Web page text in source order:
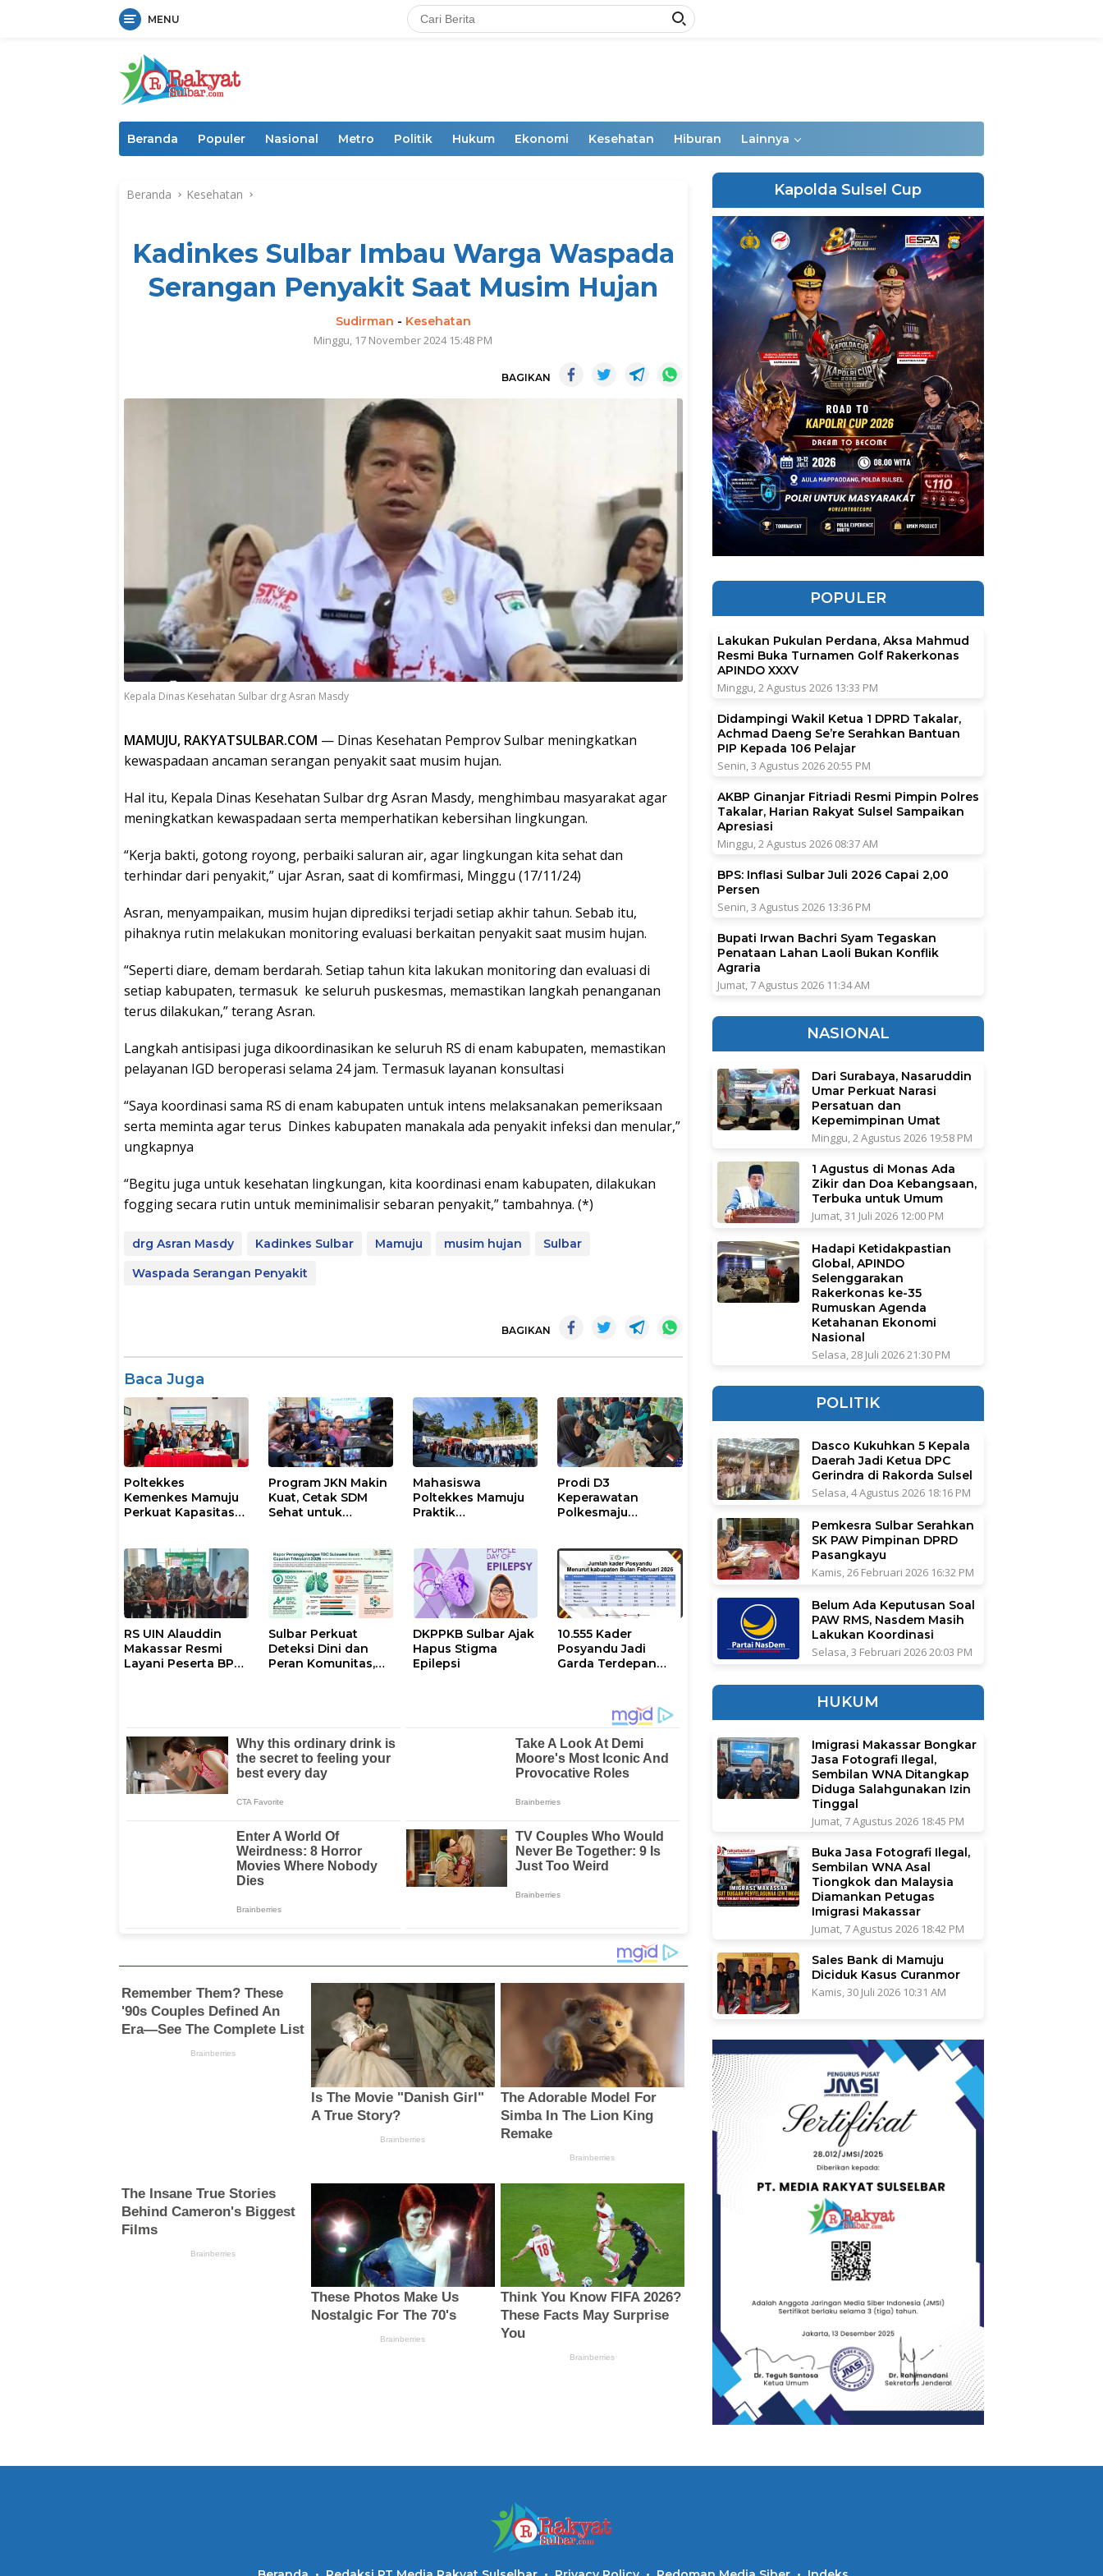
MENU
Beranda Populer Nasional Metro Politik Hukum Ekonomi Kesehatan Hiburan Lainnya
Beranda Kesehatan
Kadinkes Sulbar Imbau Warga Waspada
Serangan Penyakit Saat Musim Hujan
Sudirman - Kesehatan
Minggu, 17 November 2024 15:48 PM
BAGIKAN
Kepala Dinas Kesehatan Sulbar drg Asran Masdy
MAMUJU, RAKYATSULBAR.COM — Dinas Kesehatan Pemprov Sulbar meningkatkan
kewaspadaan ancaman serangan penyakit saat musim hujan.
Hal itu, Kepala Dinas Kesehatan Sulbar drg Asran Masdy, menghimbau masyarakat agar
meningkatkan kewaspadaan serta memperhatikan kebersihan lingkungan.
“Kerja bakti, gotong royong, perbaiki saluran air, agar lingkungan kita sehat dan
terhindar dari penyakit,” ujar Asran, saat di komfirmasi, Minggu (17/11/24)
Asran, menyampaikan, musim hujan diprediksi terjadi setiap akhir tahun. Sebab itu,
pihaknya rutin melakukan monitoring evaluasi berkaitan penyakit saat musim hujan.
“Seperti diare, demam berdarah. Setiap tahun kita lakukan monitoring dan evaluasi di
setiap kabupaten, termasuk ke seluruh puskesmas, memastikan langkah penanganan
terus dilakukan,” terang Asran.
Langkah antisipasi juga dikoordinasikan ke seluruh RS di enam kabupaten, memastikan
pelayanan IGD beroperasi selama 24 jam. Termasuk layanan konsultasi
“Saya koordinasi sama RS di enam kabupaten untuk intens melaksanakan pemeriksaan
serta meminta agar terus Dinkes kabupaten manakala ada penyakit infeksi dan menular,”
ungkapnya
“Begitu juga untuk kesehatan lingkungan, kita koordinasi enam kabupaten, dilakukan
fogging secara rutin untuk meminimalisir sebaran penyakit,” tambahnya. (*)
drg Asran Masdy Kadinkes Sulbar Mamuju musim hujan
Sulbar
Waspada Serangan Penyakit
BAGIKAN
Baca Juga
Poltekkes
Kemenkes Mamuju
Perkuat Kapasitas
Eliminasi TBC
Program JKN Makin
Kuat, Cetak SDM
Sehat untuk
Mahasiswa
Poltekkes Mamuju
Praktik
Bencana
Prodi D3
Keperawatan
Polkesmaju
Kesehatan dan
Promosi Kampus di
CFD Arteri Mamuju
RS UIN Alauddin
Makassar Resmi
Layani Peserta BPJS
Sulbar Perkuat
Deteksi Dini dan
Peran Komunitas,
DKPPKB Sulbar Ajak
Hapus Stigma
Epilepsi
10.555 Kader
Posyandu Jadi
Garda Terdepan
Kapolda Sulsel Cup
POPULER
Lakukan Pukulan Perdana, Aksa Mahmud
Resmi Buka Turnamen Golf Rakerkonas
APINDO XXXV
Minggu, 2 Agustus 2026 13:33 PM
Didampingi Wakil Ketua 1 DPRD Takalar,
Achmad Daeng Se’re Serahkan Bantuan
PIP Kepada 106 Pelajar
Senin, 3 Agustus 2026 20:55 PM
AKBP Ginanjar Fitriadi Resmi Pimpin Polres
Takalar, Harian Rakyat Sulsel Sampaikan
Apresiasi
Minggu, 2 Agustus 2026 08:37 AM
BPS: Inflasi Sulbar Juli 2026 Capai 2,00
Persen
Senin, 3 Agustus 2026 13:36 PM
Bupati Irwan Bachri Syam Tegaskan
Penataan Lahan Laoli Bukan Konflik
Agraria
Jumat, 7 Agustus 2026 11:34 AM
NASIONAL
Dari Surabaya, Nasaruddin
Umar Perkuat Narasi
Persatuan dan
Kepemimpinan Umat
Minggu, 2 Agustus 2026 19:58 PM
1 Agustus di Monas Ada
Zikir dan Doa Kebangsaan,
Terbuka untuk Umum
Jumat, 31 Juli 2026 12:00 PM
Hadapi Ketidakpastian
Global, APINDO
Selenggarakan
Rakerkonas ke-35
Rumuskan Agenda
Ketahanan Ekonomi
Nasional
Selasa, 28 Juli 2026 21:30 PM
POLITIK
Dasco Kukuhkan 5 Kepala
Daerah Jadi Ketua DPC
Gerindra di Rakorda Sulsel
Selasa, 4 Agustus 2026 18:16 PM
Pemkesra Sulbar Serahkan
SK PAW Pimpinan DPRD
Pasangkayu
Kamis, 26 Februari 2026 16:32 PM
Belum Ada Keputusan Soal
PAW RMS, Nasdem Masih
Lakukan Koordinasi
Selasa, 3 Februari 2026 20:03 PM
HUKUM
Imigrasi Makassar Bongkar
Jasa Fotografi Ilegal,
Sembilan WNA Ditangkap
Diduga Salahgunakan Izin
Tinggal
Jumat, 7 Agustus 2026 18:45 PM
Buka Jasa Fotografi Ilegal,
Sembilan WNA Asal
Tiongkok dan Malaysia
Diamankan Petugas
Imigrasi Makassar
Jumat, 7 Agustus 2026 18:42 PM
Sales Bank di Mamuju
Diciduk Kasus Curanmor
Kamis, 30 Juli 2026 10:31 AM